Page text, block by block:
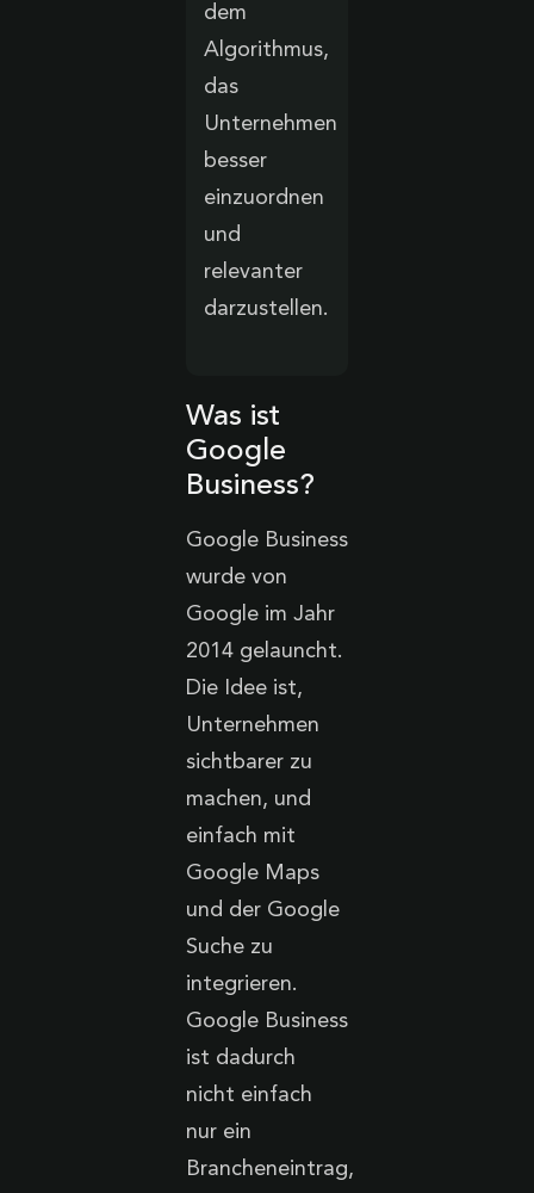
dem
Algorithmus,
das
Unternehmen
besser
einzuordnen
und
relevanter
darzustellen.
Was ist
Google
Business?
Google Business
wurde von
Google im Jahr
2014 gelauncht.
Die Idee ist,
Unternehmen
sichtbarer zu
machen, und
einfach mit
Google Maps
und der Google
Suche zu
integrieren.
Google Business
ist dadurch
nicht einfach
nur ein
Brancheneintrag,